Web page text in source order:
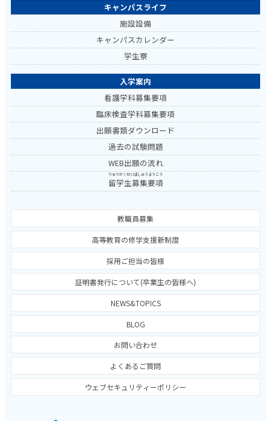
キャンパスライフ
施設設備
キャンパスカレンダー
学生寮
入学案内
看護学科募集要項
臨床検査学科募集要項
出願書類ダウンロード
過去の試験問題
WEB出願の流れ
留学生募集要項
りゅうがくせいぼしゅうようこう
教職員募集
高等教育の修学支援新制度
採用ご担当の皆様
証明書発行について(卒業生の皆様へ)
NEWS&TOPICS
BLOG
お問い合わせ
よくあるご質問
ウェブセキュリティーポリシー